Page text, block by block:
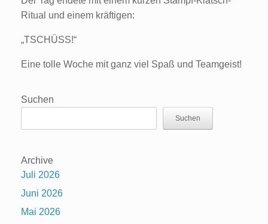
Ritual und einem kräftigen:
„TSCHÜSS!“
Eine tolle Woche mit ganz viel Spaß und Teamgeist!
Suchen
Suchen
Archive
Juli 2026
Juni 2026
Mai 2026